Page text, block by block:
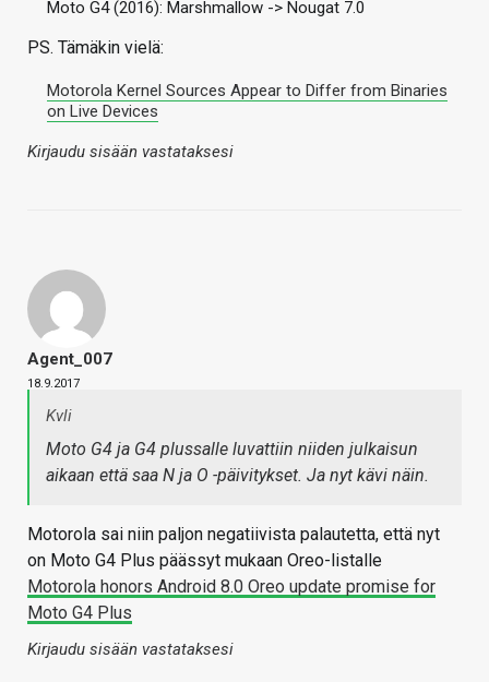
Moto G4 (2016): Marshmallow -> Nougat 7.0
PS. Tämäkin vielä:
Motorola Kernel Sources Appear to Differ from Binaries
on Live Devices
Kirjaudu sisään vastataksesi
Agent_007
18.9.2017
Kvli
Moto G4 ja G4 plussalle luvattiin niiden julkaisun
aikaan että saa N ja O -päivitykset. Ja nyt kävi näin.
Motorola sai niin paljon negatiivista palautetta, että nyt
on Moto G4 Plus päässyt mukaan Oreo-listalle
Motorola honors Android 8.0 Oreo update promise for
Moto G4 Plus
Kirjaudu sisään vastataksesi